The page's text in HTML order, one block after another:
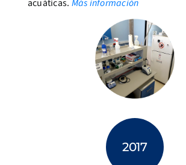
acuáticas. Más información
2017